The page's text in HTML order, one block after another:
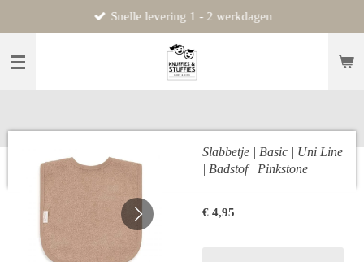
direct
naar
Snelle levering 1 - 2 werkdagen
Slabbetje | Basic | Uni Line
| Badstof | Pinkstone
€ 4,95